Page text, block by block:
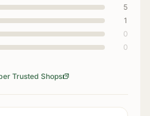
5
1
0
0
Trusted Shops